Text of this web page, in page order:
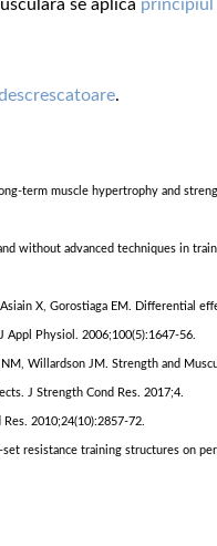
se aplica principiul
.
term muscle hypertrophy and
without advanced techniques in
X, Gorostiaga EM. Differential
Physiol. 2006;100(5):1647-56.
NM, Willardson JM. Strength and
J Strength Cond Res. 2017;4.
2010;24(10):2857-72.
resistance training structures on